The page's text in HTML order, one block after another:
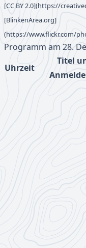
[CC BY 2.0](https://
[BlinkenArea.org]
(https://www.flickr.com/
Programm am 28.
Uhrzeit
Titel